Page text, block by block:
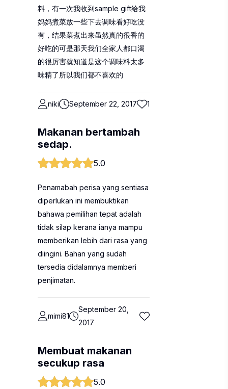
料，有一次我收到sample gift给我
妈妈煮菜放一些下去调味看好吃没
有，结果菜煮出来虽然真的很香的
好吃的可是那天我们全家人都口渴
的很厉害就知道是这个调味料太多
味精了所以我们都不喜欢的
niki September 22, 2017 1
Makanan bertambah
sedap.
5.0
Penamabah perisa yang sentiasa
diperlukan ini membuktikan
bahawa pemilihan tepat adalah
tidak silap kerana ianya mampu
memberikan lebih dari rasa yang
diingini. Bahan yang sudah
tersedia didalamnya memberi
penjimatan.
mimi81
September 20,
2017
Membuat makanan
secukup rasa
5.0